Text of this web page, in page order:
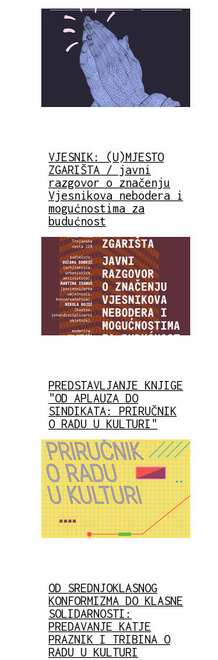
VJESNIK: (U)MJESTO
ZGARIŠTA / javni
razgovor o značenju
Vjesnikova nebodera i
mogućnostima za
budućnost
PREDSTAVLJANJE KNJIGE
"OD APLAUZA DO
SINDIKATA: PRIRUČNIK
O RADU U KULTURI"
OD SREDNJOKLASNOG
KONFORMIZMA DO KLASNE
SOLIDARNOSTI:
PREDAVANJE KATJE
PRAZNIK I TRIBINA O
RADU U KULTURI